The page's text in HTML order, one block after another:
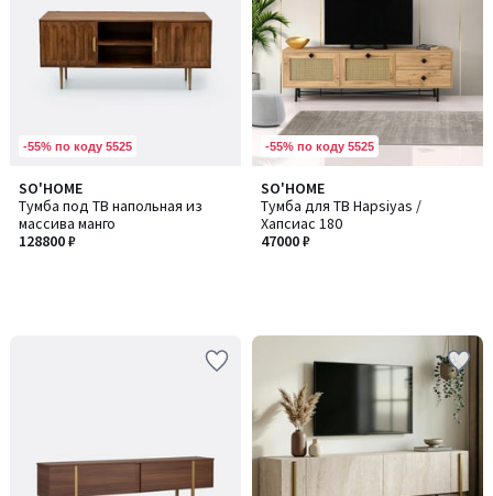
-55% по коду 5525
SO'HOME
Тумба под ТВ напольная из
массива манго
128800 ₽
-55% по коду 5525
SO'HOME
Тумба для ТВ Hapsiyas /
Хапсиас 180
47000 ₽